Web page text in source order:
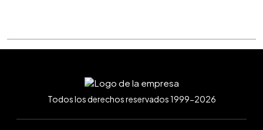
Todos los derechos reservados 1999-2026